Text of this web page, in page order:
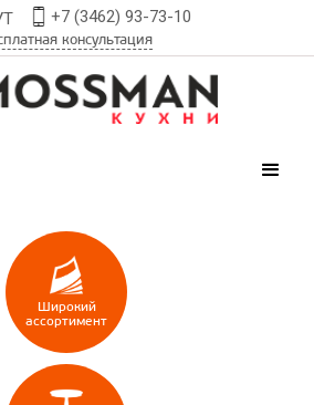
+7 (3462) 93-73-10
консультация
Широкий
ассортимент